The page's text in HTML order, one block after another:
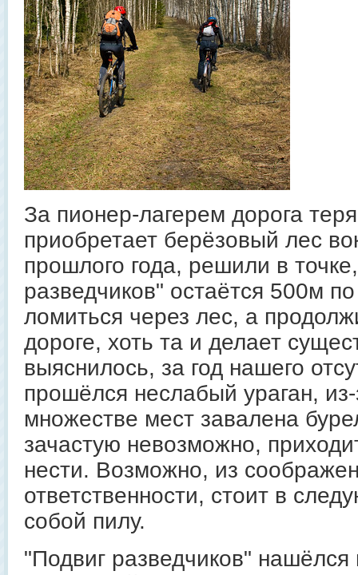
За пионер-лагерем дорога
приобретает берёзовый лес
прошлого года, решили в
разведчиков" остаётся 500м
ломиться через лес, а
дороге, хоть та и делает
выяснилось, за год нашего
прошёлся неслабый ураган, из-
множестве мест завалена
зачастую невозможно,
нести. Возможно, из
ответственности, стоит в
собой пилу.
"Подвиг разведчиков"